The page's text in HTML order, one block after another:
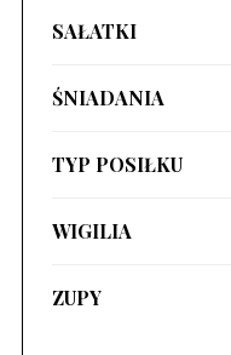
SAŁATKI
ŚNIADANIA
TYP POSIŁKU
WIGILIA
ZUPY